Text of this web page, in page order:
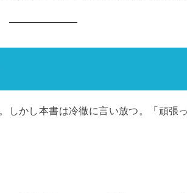
かし本書は冷徹に言い放つ。「頑張